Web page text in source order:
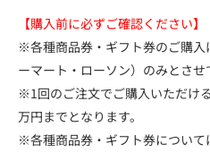
【購入前に必ずご確認ください】
※各種商品券・ギフト券のご購入
ーマート・ローソン）のみとさせ
※1回のご注文でご購入いただけ
万円までとなります。
※各種商品券・ギフト券について